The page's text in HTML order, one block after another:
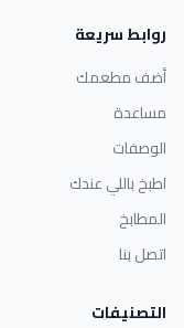
روابط سريعة
أضف مطعمك
مساعدة
الوصفات
اطبخ باللي عندك
المطابخ
اتصل بنا
التصنيفات